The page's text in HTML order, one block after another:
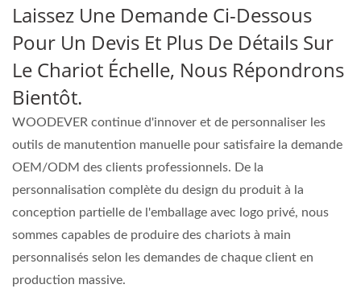
Laissez Une Demande Ci-Dessous
Pour Un Devis Et Plus De Détails Sur
Le Chariot Échelle, Nous Répondrons
Bientôt.
WOODEVER continue d'innover et de personnaliser les
outils de manutention manuelle pour satisfaire la demande
OEM/ODM des clients professionnels. De la
personnalisation complète du design du produit à la
conception partielle de l'emballage avec logo privé, nous
sommes capables de produire des chariots à main
personnalisés selon les demandes de chaque client en
production massive.